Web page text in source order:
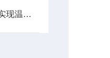
烟气在线监测系统怎样实现温压流实时补偿？